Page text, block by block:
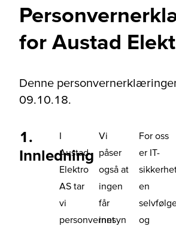
for Austad
Denne
09.10.18.
1.
Innledning
I
Austad
Elektro
AS tar
vi
personvernet
Vi
påser
også at
ingen
får
innsyn
For oss
er IT-
en
og